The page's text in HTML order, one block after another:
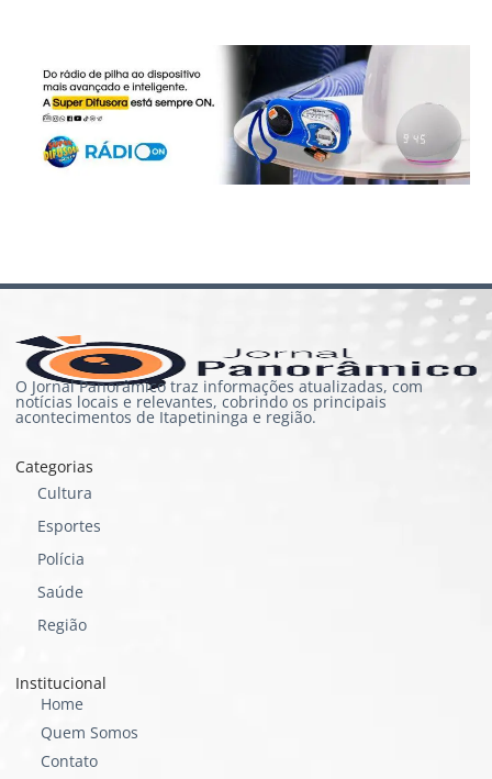
O Jornal Panorâmico traz informações atualizadas, com
notícias locais e relevantes, cobrindo os principais
acontecimentos de Itapetininga e região.
Categorias
Cultura
Esportes
Polícia
Saúde
Região
Institucional
Home
Quem Somos
Contato